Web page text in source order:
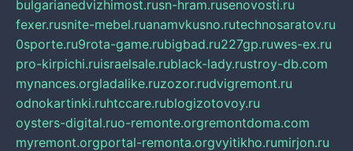
bulgarianedvizhimost.rusn-hram.rusenovosti.ru
fexer.rusnite-mebel.ruanamvkusno.rutechnosaratov.ru
0sporte.ru9rota-game.rubigbad.ru227gp.ruwes-ex.ru
pro-kirpichi.ruisraelsale.rublack-lady.rustroy-db.com
mynances.orgladalike.ruzozor.rudvigremont.ru
odnokartinki.ruhtccare.rublogizotovoy.ru
oysters-digital.ruo-remonte.orgremontdoma.com
myremont.orgportal-remonta.orgvyitikho.rumirjon.ru